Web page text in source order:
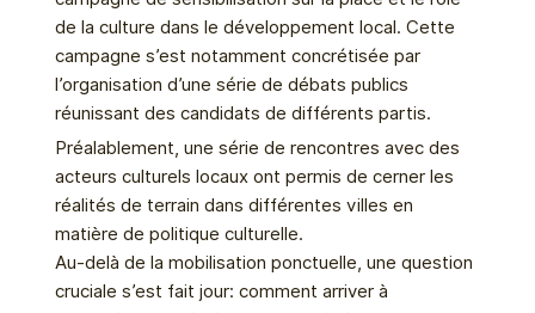
de la culture dans le développement local. Cette
campagne s’est notamment concrétisée par
l’organisation d’une série de débats publics
réunissant des candidats de différents partis.
Préalablement, une série de rencontres avec des
acteurs culturels locaux ont permis de cerner les
réalités de terrain dans différentes villes en
matière de politique culturelle.
Au-delà de la mobilisation ponctuelle, une question
cruciale s’est fait jour: comment arriver à